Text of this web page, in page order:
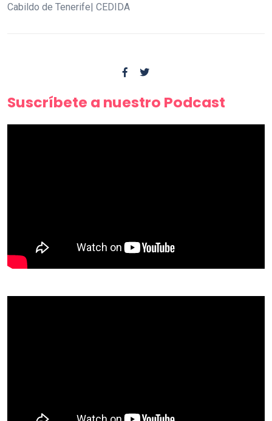
Cabildo de Tenerife| CEDIDA
Suscríbete a nuestro Podcast